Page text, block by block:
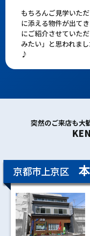
もちろんご見学いた
に添える物件が出て
にご紹介させていた
みたい」と思われま
♪
突然のご来店も大
京都市上京区